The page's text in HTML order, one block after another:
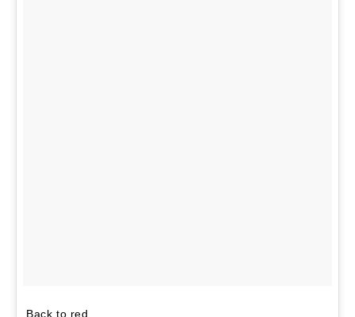
Back to red